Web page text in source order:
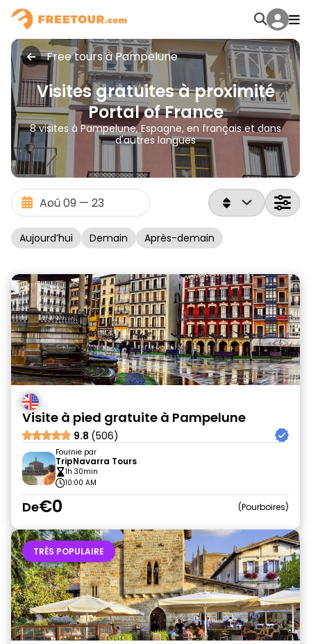
Free tours à Pampelune
Visites gratuites à proximité
Portal of France
8 visites à Pampelune, Espagne, en français et dans
d'autres langues
Aujourd’hui Demain Après-demain
Visite à pied gratuite à Pampelune
9.8 (506)
Fournie par
TripNavarra Tours
1h 30min
10:00 AM
De€0 Pourboires
TRÈS POPULAIRE